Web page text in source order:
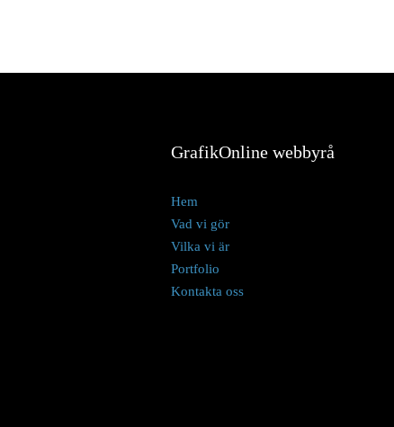
GrafikOnline webbyrå
Hem
Vad vi gör
Vilka vi är
Portfolio
Kontakta oss